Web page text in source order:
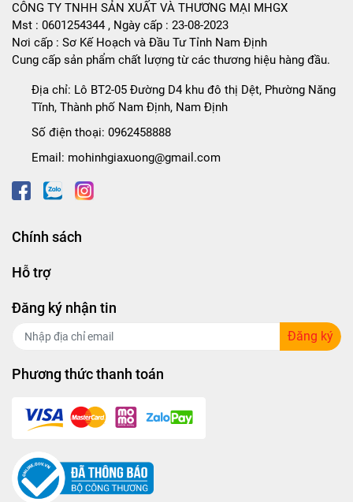
CÔNG TY TNHH SẢN XUẤT VÀ THƯƠNG MẠI MHGX
Mst : 0601254344 , Ngày cấp : 23-08-2023
Nơi cấp : Sơ Kế Hoạch và Đầu Tư Tỉnh Nam Định
Cung cấp sản phẩm chất lượng từ các thương hiệu hàng đầu.
Địa chỉ: Lô BT2-05 Đường D4 khu đô thị Dệt, Phường Năng
Tĩnh, Thành phố Nam Định, Nam Định
Số điện thoại: 0962458888
Email: mohinhgiaxuong@gmail.com
Chính sách
Hỗ trợ
Đăng ký nhận tin
Đăng ký
Phương thức thanh toán